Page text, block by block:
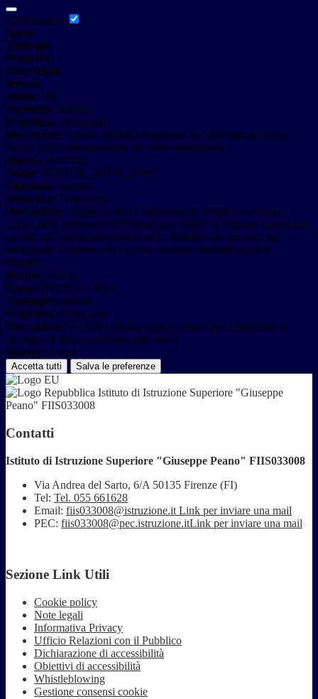
youtube.com
Nome
Tipologia
Proprieta
Descrizione
Durata
Nome: YSC
Tipologia: analitico
Proprieta: Terza-parte
Descrizione: Questo cookie è impostato da YouTube per tenere
traccia delle visualizzazioni dei video incorporati.
Durata: Sessione
Nome: VISITOR_INFO1_LIVE
Tipologia: analitico
Proprieta: Terza-parte
Descrizione: Questo cookie è impostato da Youtube per tenere
traccia delle preferenze dell'utente per i video di Youtube incorporati
nei siti; può anche determinare se il visitatore del sito web sta
utilizzando la nuova o la vecchia versione dell'interfaccia di
Youtube.
Durata: 6 mesi
Nome: DEVICE_INFO
Tipologia: analitico
Proprieta: Terza-parte
Descrizione: YouTube utilizza questo cookie per identificare la
tipologia di device utilizzata dall'utente
Durata: 6 mesi
Accetta tutti Salva le preferenze
Istituto di Istruzione Superiore "Giuseppe
Peano" FIIS033008
Contatti
Istituto di Istruzione Superiore "Giuseppe Peano" FIIS033008
Via Andrea del Sarto, 6/A 50135 Firenze (FI)
Tel: Tel. 055 661628
Email: fiis033008@istruzione.it Link per inviare una mail
PEC: fiis033008@pec.istruzione.itLink per inviare una mail
Sezione Link Utili
Cookie policy
Note legali
Informativa Privacy
Ufficio Relazioni con il Pubblico
Dichiarazione di accessibilità
Obiettivi di accessibilità
Whistleblowing
Gestione consensi cookie